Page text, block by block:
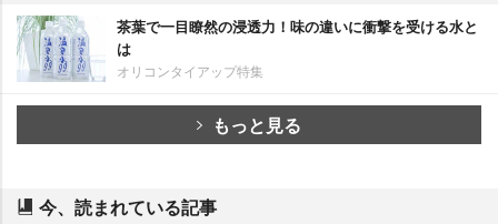
茶葉で一目瞭然の浸透力！味の違いに衝撃を受ける水と
は
オリコンタイアップ特集
もっと見る
今、読まれている記事